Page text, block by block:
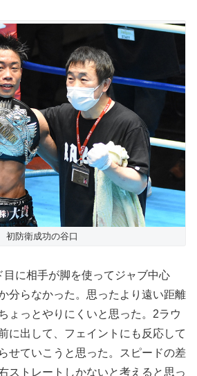
初防衛成功の谷口
に相手が脚を使ってジャブ中心
分らなかった。思ったより遠い距離
ょっとやりにくいと思った。2ラウ
に出して、フェイントにも反応して
せていこうと思った。スピードの差
ストレートしかないと考えると思っ